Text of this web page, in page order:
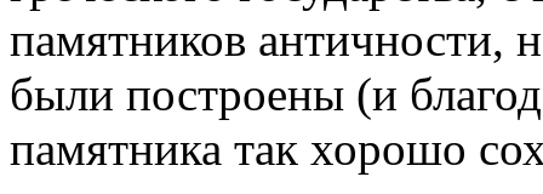
памятников античности,
были построены (и
памятника так хорошо